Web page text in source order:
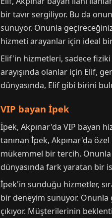
bir tavır sergiliyor. Bu da
sunuyor. Onunla
hizmeti arayanlar için ideal
Elif'in hizmetleri, sadece fiziki
arayışında olanlar için Elif,
dünyasında, Elif gibi birini
VIP bayan İpek
İpek, Akpınar'da VIP bayan
tanınan İpek, Akpınar'da
mükemmel bir tercih.
dünyasında fark yaratan bir
İpek'in sunduğu hizmetler,
bir deneyim sunuyor. Onunla
çıkıyor. Müşterilerinin